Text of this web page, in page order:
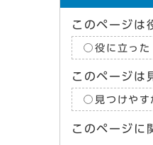
このページは
役に立った
このページは
見つけやす
このページに